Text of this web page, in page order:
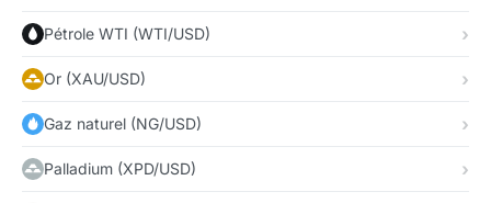
Pétrole WTI (WTI/USD)
Or (XAU/USD)
Gaz naturel (NG/USD)
Palladium (XPD/USD)